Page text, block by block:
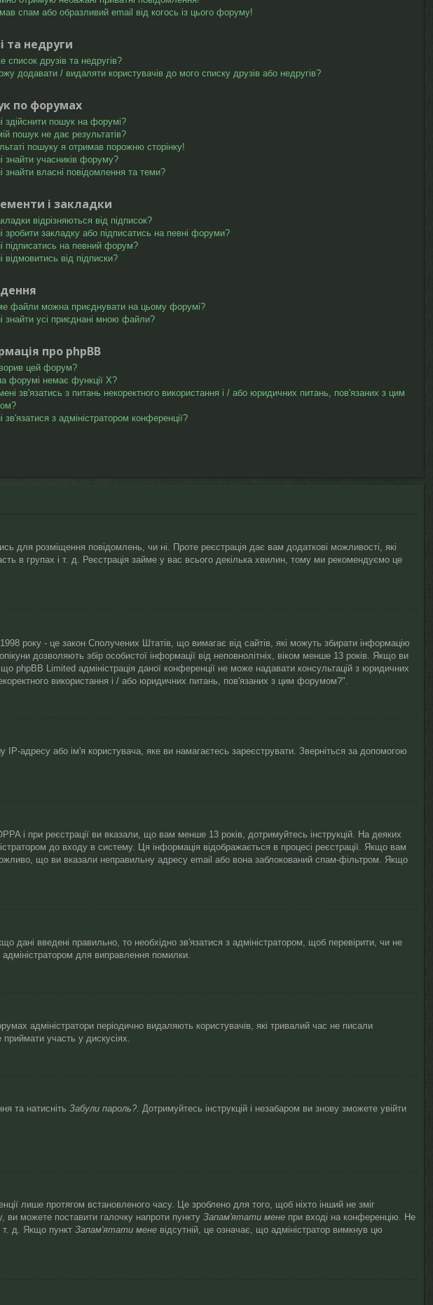
спам або образливий email від когось із цього форуму!
та недруги
список друзів та недругів?
додавати / видаляти користувачів до мого списку друзів або недругів?
по форумах
здійснити пошук на форумі?
пошук не дає результатів?
пошуку я отримав порожню сторінку!
знайти учасників форуму?
знайти власні повідомлення та теми?
і закладки
відрізняються від підписок?
зробити закладку або підписатись на певні форуми?
підписатись на певний форум?
відмовитись від підписки?
файли можна приєднувати на цьому форумі?
знайти усі приєднані мною файли?
про phpBB
цей форум?
форумі немає функції X?
зв'язатись з питань некоректного використання і / або юридичних питань, пов'язаних з цим
зв'язатися з адміністратором конференції?
для розміщення повідомлень, чи ні. Проте реєстрація дає вам додаткові можливості, які
в групах і т. д. Реєстрація займе у вас всього декілька хвилин, тому ми рекомендуємо це
року - це закон Сполучених Штатів, що вимагає від сайтів, які можуть збирати інформацію
дозволяють збір особистої інформації від неповнолітніх, віком менше 13 років. Якщо ви
Limited адміністрація даної конференції не може надавати консультацій з юридичних
використання і / або юридичних питань, пов'язаних з цим форумом?".
адресу або ім'я користувача, яке ви намагаєтесь зареєструвати. Зверніться за допомогою
і при реєстрації ви вказали, що вам менше 13 років, дотримуйтесь інструкцій. На деяких
до входу в систему. Ця інформація відображається в процесі реєстрації. Якщо вам
що ви вказали неправильну адресу email або вона заблокований спам-фільтром. Якщо
введені правильно, то необхідно зв'язатися з адміністратором, щоб перевірити, чи не
для виправлення помилки.
адміністратори періодично видаляють користувачів, які тривалий час не писали
участь у дискусіях.
та натисніть Забули пароль?. Дотримуйтесь інструкцій і незабаром ви знову зможете увійти
лише протягом встановленого часу. Це зроблено для того, щоб ніхто інший не зміг
ви можете поставити галочку напроти пункту Запам'ятати мене при вході на конференцію. Не
т. д. Якщо пункт Запам'ятати мене відсутній, це означає, що адміністратор вимкнув цю